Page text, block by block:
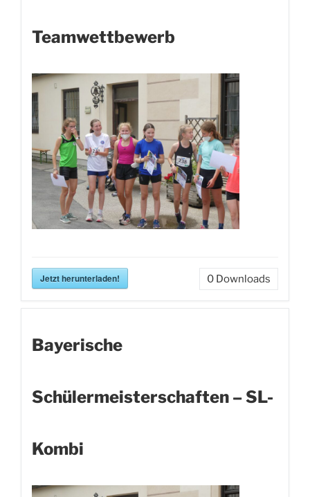
Teamwettbewerb
Jetzt herunterladen! 0 Downloads
Bayerische
Schülermeisterschaften – SL-
Kombi